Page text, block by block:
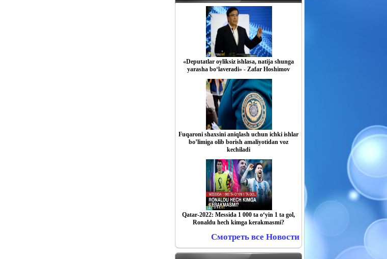
«Deputatlar oyliksiz ishlasa, natija shunga
yarasha bo‘laveradi» - Zafar Hoshimov
Fuqaroni shaxsini aniqlash uchun ichki ishlar
boʼlimiga olib borish amaliyotidan voz
kechiladi
Qatar-2022: Messida 1 000 ta o‘yin 1 ta gol,
Ronaldu hech kimga kerakmasmi?
Смотреть все Новости